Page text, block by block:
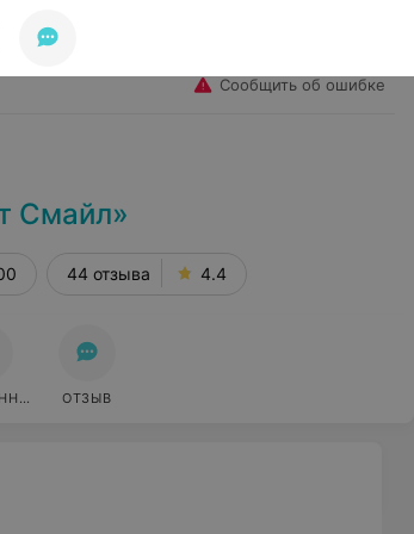
Сообщить об ошибке
Смайл»
44 отзыва 4.4
ОТЗЫВ